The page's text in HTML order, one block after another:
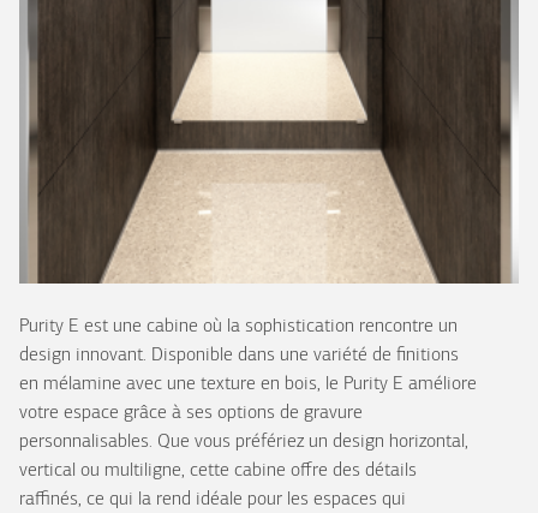
Purity E est une cabine où la sophistication rencontre un
design innovant. Disponible dans une variété de finitions
en mélamine avec une texture en bois, le Purity E améliore
votre espace grâce à ses options de gravure
personnalisables. Que vous préfériez un design horizontal,
vertical ou multiligne, cette cabine offre des détails
raffinés, ce qui la rend idéale pour les espaces qui